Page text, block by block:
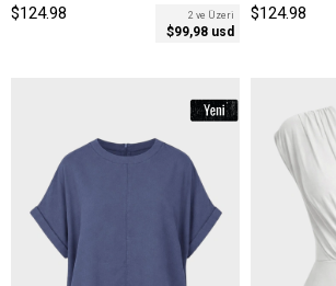
2 ve Üzeri
$99,98 usd
$124.98 $124.98